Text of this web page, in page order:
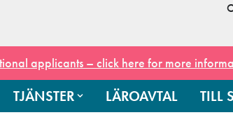
applicants – click here for more
TJÄNSTER LÄROAVTAL TILL